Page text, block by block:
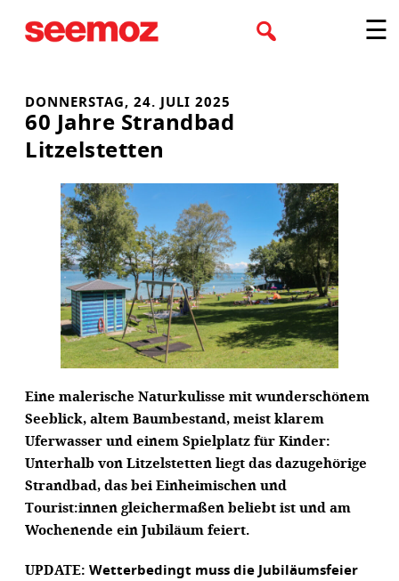
Inhalt
☰
DONNERSTAG, 24. JULI 2025
60 Jahre Strandbad
Litzelstetten
Eine malerische Naturkulisse mit wunderschönem
Seeblick, altem Baumbestand, meist klarem
Uferwasser und einem Spielplatz für Kinder:
Unterhalb von Litzelstetten liegt das dazugehörige
Strandbad, das bei Einheimischen und
Tourist:innen gleichermaßen beliebt ist und am
Wochenende ein Jubiläum feiert.
UPDATE: Wetterbedingt muss die Jubiläumsfeier